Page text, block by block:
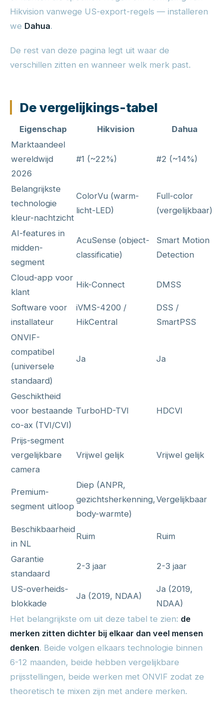
Hikvision vanwege US-export-regels — installeren
we Dahua.
De rest van deze pagina legt uit waar de
verschillen zitten en wanneer welk merk past.
De vergelijkings-tabel
Eigenschap Hikvision
Dahua
Marktaandeel
wereldwijd
2026
#1 (~22%) #2 (~14%)
Belangrijkste
technologie
kleur-nachtzicht
ColorVu (warm-
licht-LED)
Full-color
(vergelijkbaar)
AI-features in
midden-
segment
AcuSense (object-
classificatie)
Smart Motion
Detection
Cloud-app voor
klant
Hik-Connect DMSS
Software voor
installateur
iVMS-4200 /
HikCentral
DSS /
SmartPSS
ONVIF-
compatibel
(universele
standaard)
Ja Ja
Geschiktheid
voor bestaande
co-ax (TVI/CVI)
TurboHD-TVI HDCVI
Prijs-segment
vergelijkbare
camera
Vrijwel gelijk Vrijwel gelijk
Premium-
segment uitloop
Diep (ANPR,
gezichtsherkenning,
body-warmte)
Vergelijkbaar
Beschikbaarheid
in NL
Ruim Ruim
Garantie
standaard
2-3 jaar 2-3 jaar
US-overheids-
blokkade
Ja (2019, NDAA)
Ja (2019,
NDAA)
Het belangrijkste om uit deze tabel te zien: de
merken zitten dichter bij elkaar dan veel mensen
denken. Beide volgen elkaars technologie binnen
6-12 maanden, beide hebben vergelijkbare
prijsstellingen, beide werken met ONVIF zodat ze
theoretisch te mixen zijn met andere merken.